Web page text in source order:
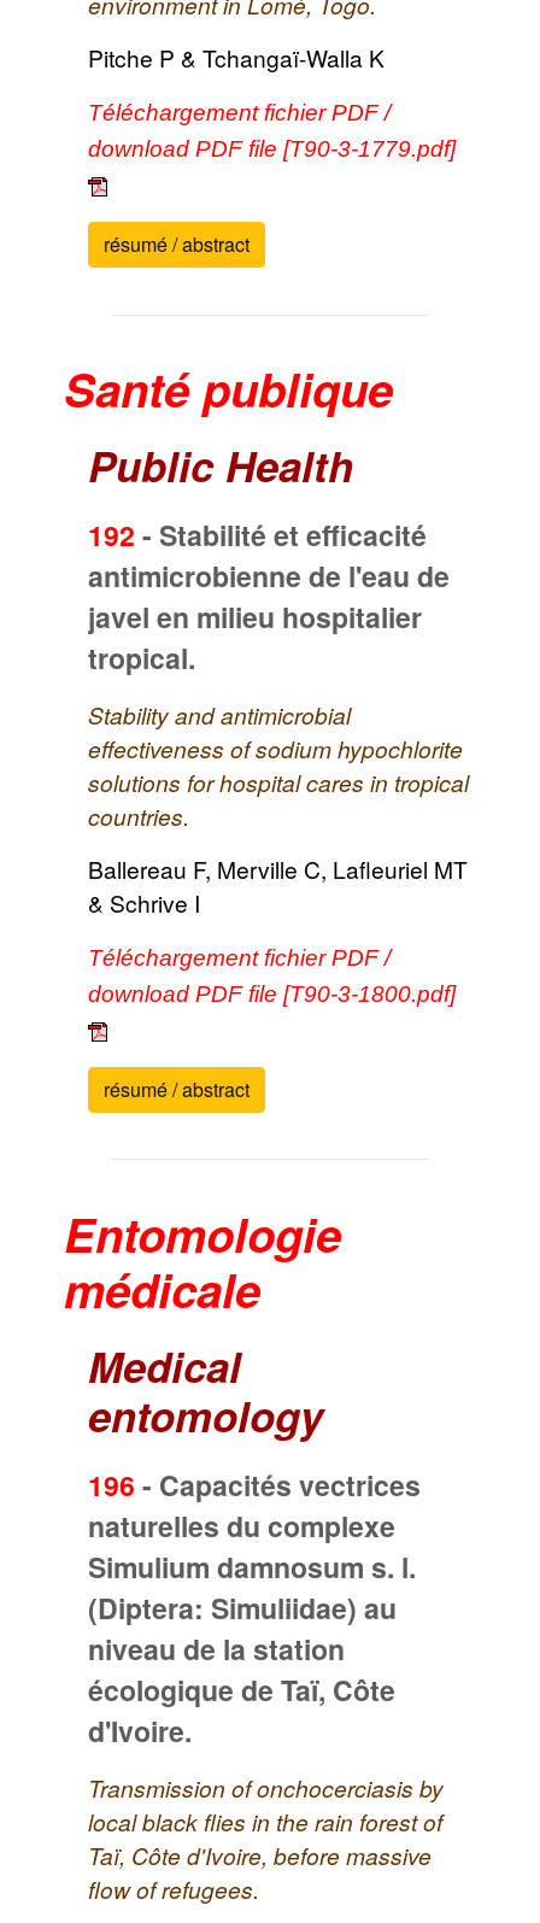
Pitche P & Tchangaï-Walla K
Téléchargement fichier PDF /
download PDF file [T90-3-1779.pdf]
résumé / abstract
Santé publique
Public Health
192 - Stabilité et efficacité
antimicrobienne de l'eau de
javel en milieu hospitalier
tropical.
Stability and antimicrobial
effectiveness of sodium hypochlorite
solutions for hospital cares in tropical
countries.
Ballereau F, Merville C, Lafleuriel MT
& Schrive I
Téléchargement fichier PDF /
download PDF file [T90-3-1800.pdf]
résumé / abstract
Entomologie
médicale
Medical
entomology
196 - Capacités vectrices
naturelles du complexe
Simulium damnosum s. l.
(Diptera: Simuliidae) au
niveau de la station
écologique de Taï, Côte
d'Ivoire.
Transmission of onchocerciasis by
local black flies in the rain forest of
Taï, Côte d'Ivoire, before massive
flow of refugees.